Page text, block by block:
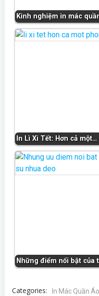
Kinh nghiệm in mác
In Lì Xì Tết: Hơn cả một…
Những điểm nổi bật của
Categories: In Mác Quần Áo